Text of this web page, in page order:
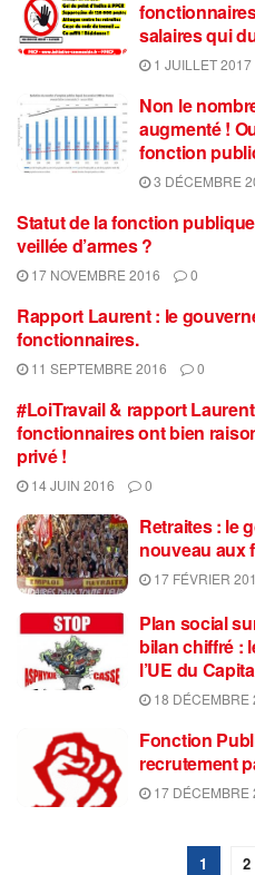
salaires qui
1 JUILLET 2017
Non le
augmenté !
fonction
3 DÉCEMBRE
Statut de la fonction
veillée d’armes ?
17 NOVEMBRE 2016 0
Rapport Laurent : le
fonctionnaires.
11 SEPTEMBRE 2016 0
#LoiTravail & rapport
fonctionnaires ont bien
privé !
14 JUIN 2016 0
Retraites : le
nouveau
17 FÉVRIER
Plan social
bilan chiffré :
l’UE du
18 DÉCEMBRE
Fonction
recrutement
17 DÉCEMBRE
1 2